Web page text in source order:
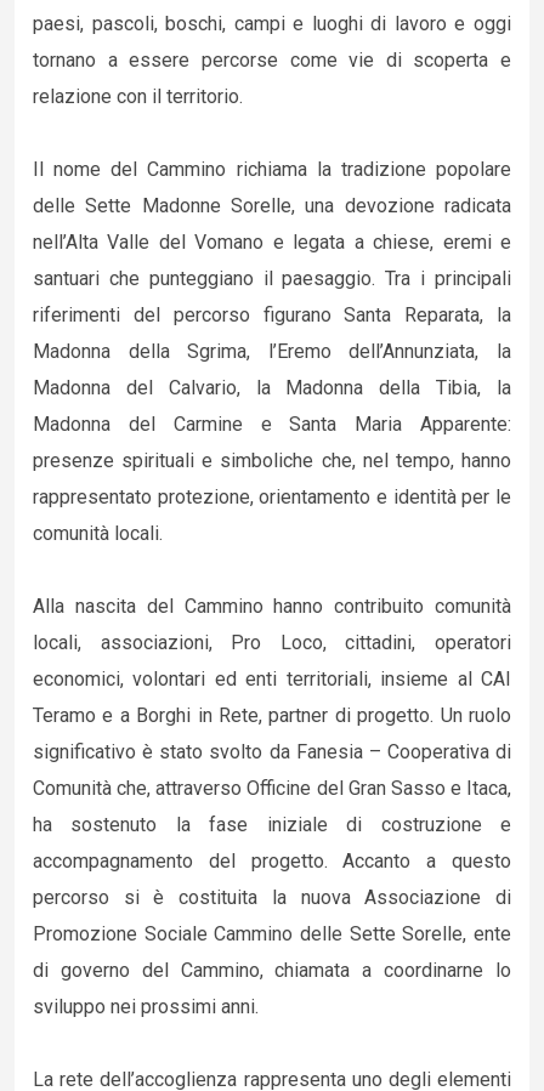
paesi, pascoli, boschi, campi e luoghi di lavoro e oggi
tornano a essere percorse come vie di scoperta e
relazione con il territorio.
Il nome del Cammino richiama la tradizione popolare
delle Sette Madonne Sorelle, una devozione radicata
nell’Alta Valle del Vomano e legata a chiese, eremi e
santuari che punteggiano il paesaggio. Tra i principali
riferimenti del percorso figurano Santa Reparata, la
Madonna della Sgrima, l’Eremo dell’Annunziata, la
Madonna del Calvario, la Madonna della Tibia, la
Madonna del Carmine e Santa Maria Apparente:
presenze spirituali e simboliche che, nel tempo, hanno
rappresentato protezione, orientamento e identità per le
comunità locali.
Alla nascita del Cammino hanno contribuito comunità
locali, associazioni, Pro Loco, cittadini, operatori
economici, volontari ed enti territoriali, insieme al CAI
Teramo e a Borghi in Rete, partner di progetto. Un ruolo
significativo è stato svolto da Fanesia – Cooperativa di
Comunità che, attraverso Officine del Gran Sasso e Itaca,
ha sostenuto la fase iniziale di costruzione e
accompagnamento del progetto. Accanto a questo
percorso si è costituita la nuova Associazione di
Promozione Sociale Cammino delle Sette Sorelle, ente
di governo del Cammino, chiamata a coordinarne lo
sviluppo nei prossimi anni.
La rete dell’accoglienza rappresenta uno degli elementi